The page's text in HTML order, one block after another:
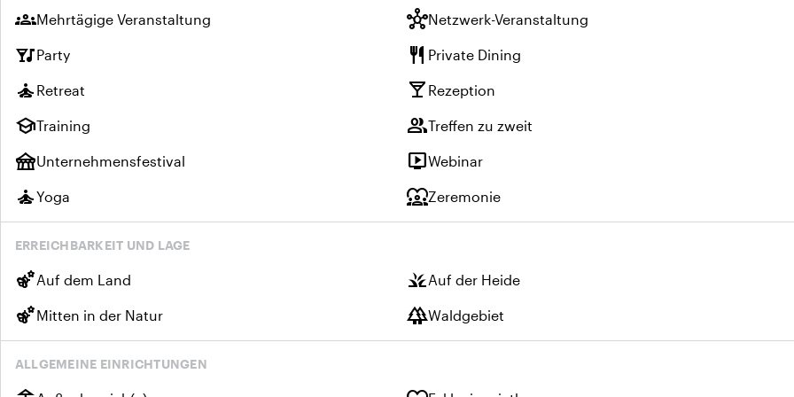
groupsMehrtägige Veranstaltung hubNetzwerk-Veranstaltung
nightlifeParty restaurant Private Dining
self_improvement Retreat local_bar Rezeption
schoolTraining groupTreffen zu zweit
festivalUnternehmensfestival live_tvWebinar
self_improvementYoga diversity_1Zeremonie
ERREICHBARKEIT UND LAGE
emoji_natureAuf dem Land grassAuf der Heide
emoji_natureMitten in der Natur forestWaldgebiet
ALLGEMEINE EINRICHTUNGEN